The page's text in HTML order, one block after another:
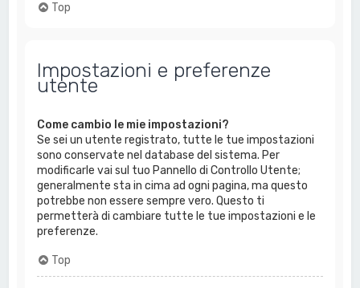
Top
Impostazioni e preferenze
utente
Come cambio le mie impostazioni?
Se sei un utente registrato, tutte le tue impostazioni
sono conservate nel database del sistema. Per
modificarle vai sul tuo Pannello di Controllo Utente;
generalmente sta in cima ad ogni pagina, ma questo
potrebbe non essere sempre vero. Questo ti
permetterà di cambiare tutte le tue impostazioni e le
preferenze.
Top